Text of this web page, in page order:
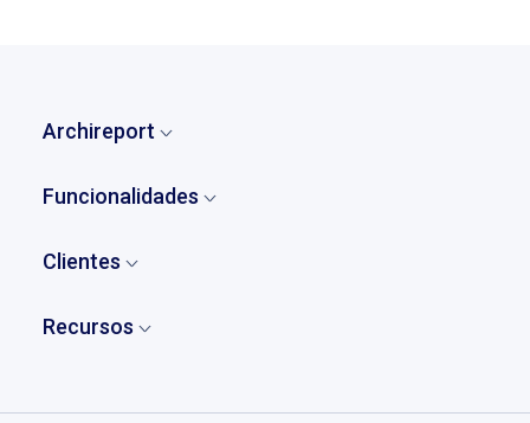
Archireport
Nuestra historia
Partners
Funcionalidades
Informes
Clientes
Recursos
Solicitar una demo